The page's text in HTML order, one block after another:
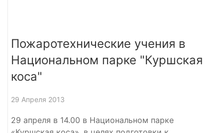
Пожаротехнические учения в
Национальном парке "Куршская
коса"
29 Апреля 2013
29 апреля в 14.00 в Национальном парке